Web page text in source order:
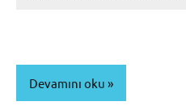
Devamını oku